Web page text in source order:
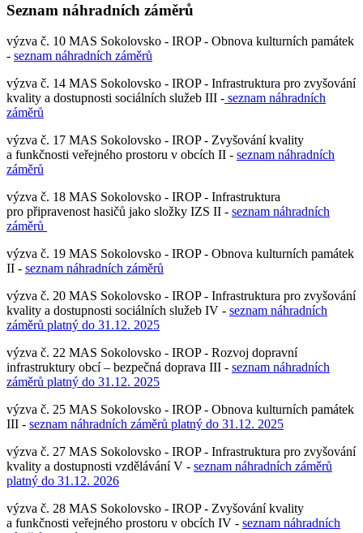
Seznam náhradních záměrů
výzva č. 10 MAS Sokolovsko - IROP - Obnova kulturních památek
- seznam náhradních záměrů
výzva č. 14 MAS Sokolovsko - IROP - Infrastruktura pro zvyšování
kvality a dostupnosti sociálních služeb III - seznam náhradních
záměrů
výzva č. 17 MAS Sokolovsko - IROP - Zvyšování kvality
a funkčnosti veřejného prostoru v obcích II - seznam náhradních
záměrů
výzva č. 18 MAS Sokolovsko - IROP - Infrastruktura
pro připravenost hasičů jako složky IZS II - seznam náhradních
záměrů
výzva č. 19 MAS Sokolovsko - IROP - Obnova kulturních památek
II - seznam náhradních záměrů
výzva č. 20 MAS Sokolovsko - IROP - Infrastruktura pro zvyšování
kvality a dostupnosti sociálních služeb IV - seznam náhradních
záměrů platný do 31.12. 2025
výzva č. 22 MAS Sokolovsko - IROP - Rozvoj dopravní
infrastruktury obcí – bezpečná doprava III - seznam náhradních
záměrů platný do 31.12. 2025
výzva č. 25 MAS Sokolovsko - IROP - Obnova kulturních památek
III - seznam náhradních záměrů platný do 31.12. 2025
výzva č. 27 MAS Sokolovsko - IROP - Infrastruktura pro zvyšování
kvality a dostupnosti vzdělávání V - seznam náhradních záměrů
platný do 31.12. 2026
výzva č. 28 MAS Sokolovsko - IROP - Zvyšování kvality
a funkčnosti veřejného prostoru v obcích IV - seznam náhradních